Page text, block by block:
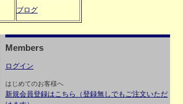
ブログ
Members
ログイン
はじめてのお客様へ
新規会員登録はこちら（登録無しでもご注文いただ